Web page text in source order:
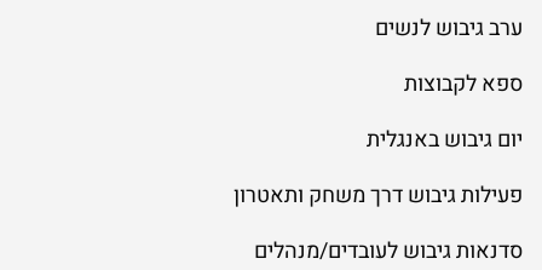
ערב גיבוש לנשים
ספא לקבוצות
יום גיבוש באנגלית
פעילות גיבוש דרך משחק ותאטרון
סדנאות גיבוש לעובדים/מנהלים